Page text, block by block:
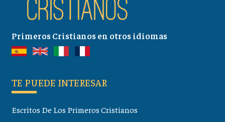
Primeros Cristianos en otros idiomas
TE PUEDE INTERESAR
Escritos De Los Primeros Cristianos